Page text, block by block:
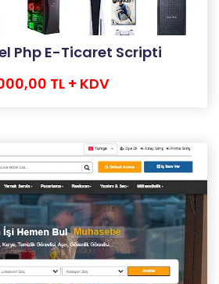
Php E-Ticaret Scripti
TL + KDV